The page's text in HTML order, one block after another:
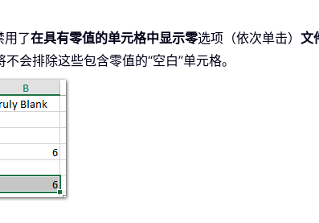
用了在具有零值的单元格中显示零选项（依次单击） 文
会排除这些包含零值的“空白”单元格。